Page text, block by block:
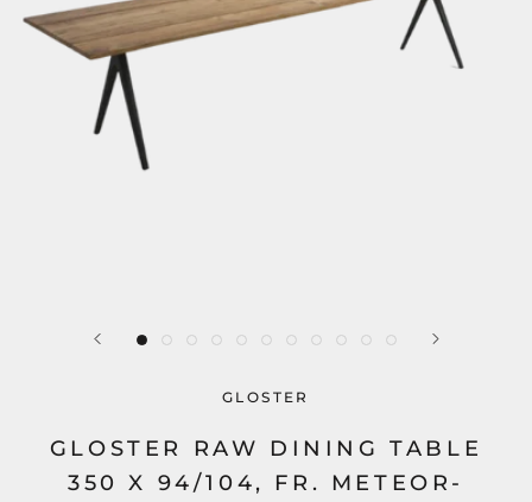
GLOSTER
GLOSTER RAW DINING TABLE
350 X 94/104, FR. METEOR-